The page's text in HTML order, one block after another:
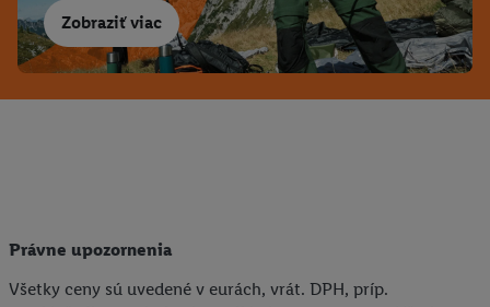
Zobraziť viac
Právne upozornenia
Všetky ceny sú uvedené v eurách, vrát. DPH, príp.